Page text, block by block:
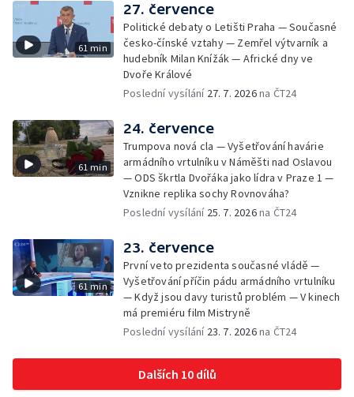
61 min
27. července
Politické debaty o Letišti Praha — Současné
česko-čínské vztahy — Zemřel výtvarník a
hudebník Milan Knížák — Africké dny ve
Dvoře Králové
Poslední vysílání 27. 7. 2026na ČT24
61 min
24. července
Trumpova nová cla — Vyšetřování havárie
armádního vrtulníku v Náměšti nad Oslavou
— ODS škrtla Dvořáka jako lídra v Praze 1 —
Vznikne replika sochy Rovnováha?
Poslední vysílání 25. 7. 2026na ČT24
61 min
23. července
První veto prezidenta současné vládě —
Vyšetřování příčin pádu armádního vrtulníku
— Když jsou davy turistů problém — V kinech
má premiéru film Mistryně
Poslední vysílání 23. 7. 2026na ČT24
Dalších 10 dílů